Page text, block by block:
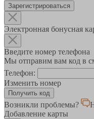
Зарегистрироваться
Электронная бонусная
Введите номер телефона
Мы отправим вам код в
Телефон:
Изменить номер
Возникли проблемы?
Добавление карты